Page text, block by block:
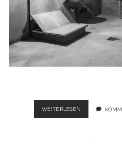
WEITERLESEN BUNKER